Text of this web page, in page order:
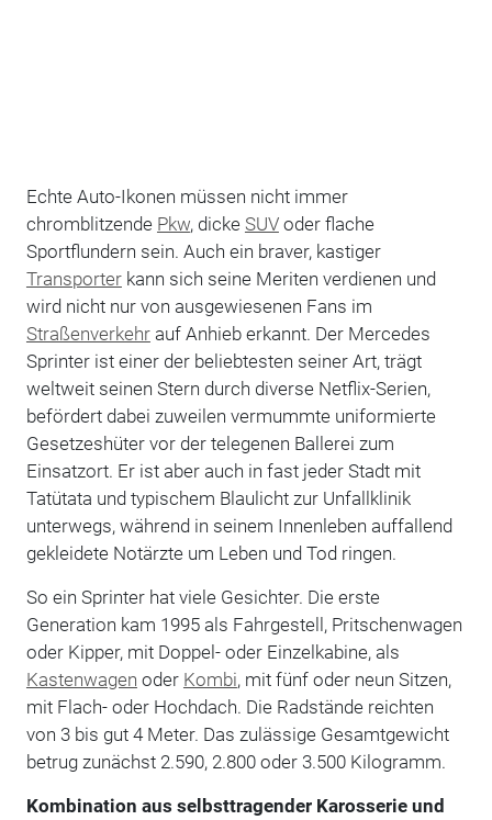
Echte Auto-Ikonen müssen nicht immer
chromblitzende Pkw, dicke SUVoder flache
Sportflundern sein. Auch ein braver, kastiger
Transporterkann sich seine Meriten verdienen und
wird nicht nur von ausgewiesenen Fans im
Straßenverkehrauf Anhieb erkannt. Der Mercedes
Sprinter ist einer der beliebtesten seiner Art, trägt
weltweit seinen Stern durch diverse Netflix-Serien,
befördert dabei zuweilen vermummte uniformierte
Gesetzeshüter vor der telegenen Ballerei zum
Einsatzort. Er ist aber auch in fast jeder Stadt mit
Tatütata und typischem Blaulicht zur Unfallklinik
unterwegs, während in seinem Innenleben auffallend
gekleidete Notärzte um Leben und Tod ringen.
So ein Sprinter hat viele Gesichter. Die erste
Generation kam 1995 als Fahrgestell, Pritschenwagen
oder Kipper, mit Doppel- oder Einzelkabine, als
Kastenwagen oder Kombi, mit fünf oder neun Sitzen,
mit Flach- oder Hochdach. Die Radstände reichten
von 3 bis gut 4 Meter. Das zulässige Gesamtgewicht
betrug zunächst 2.590, 2.800 oder 3.500 Kilogramm.
Kombination aus selbsttragender Karosserie und